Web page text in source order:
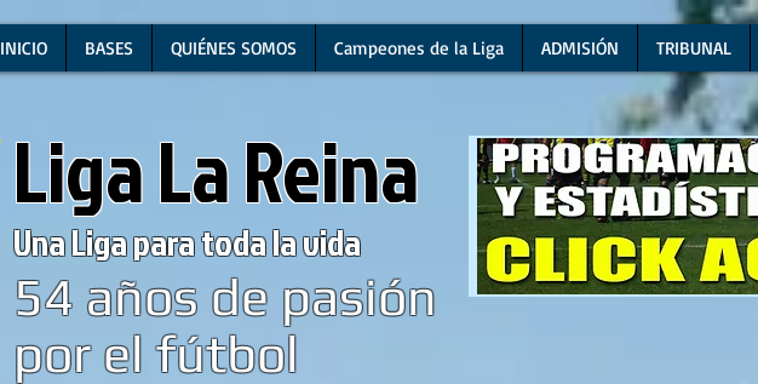
INICIO BASES QUIÉNES SOMOS Campeones de la Liga ADMISIÓN TRIBUNAL
Liga La Reina
Una Liga para toda la vida
54 años de pasión
por el fútbol